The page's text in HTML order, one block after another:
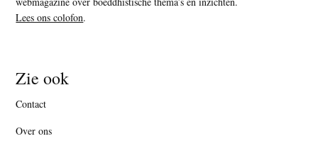
Lees ons colofon.
Zie ook
Contact
Over ons